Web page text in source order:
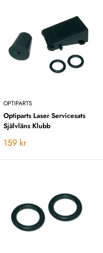
OPTIPARTS
Optiparts Laser Servicesats
Självläns Klubb
Vårt
159 kr